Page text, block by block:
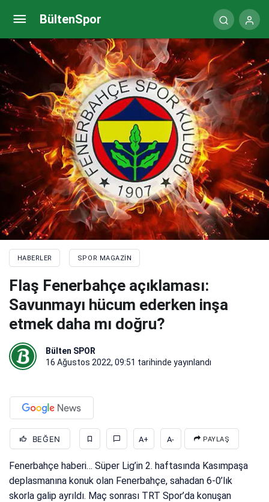
BültenSpor
HABERLER SPOR MAGAZIN
Flaş Fenerbahçe açıklaması:
Savunmayı hücum ederken inşa
etmek daha mı doğru?
Bülten SPOR
16 Ağustos 2022, 09:51 tarihinde yayınlandı
BEĞEN A+ A- PAYLAŞ
Fenerbahçe haberi… Süper Lig’in 2. haftasında Kasımpaşa
deplasmanına konuk olan Fenerbahçe, sahadan 6-0’lık
skorla galip ayrıldı. Maç sonrası TRT Spor’da konuşan
Fenerbahçe | Jorge Jesus: Tek sistemle oynamayı
seven bir antrenör değilim